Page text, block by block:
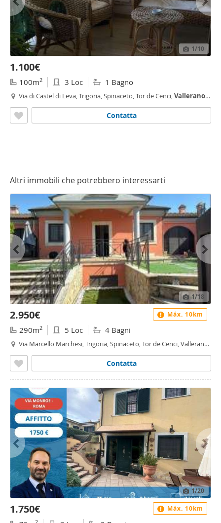
1/10
1.100€
100m2 3 Loc 1 Bagno
Via di Castel di Leva, Trigoria, Spinaceto, Tor de Cenci,Vallerano,
Contatta
Altri immobili che potrebbero interessarti
1/18
2.950€
290m2 5 Loc 4 Bagni
Via Marcello Marchesi, Trigoria, Spinaceto, Tor de Cenci, Vallerano,
Contatta
Máx. 10km
1/20
1.750€ Máx. 10km